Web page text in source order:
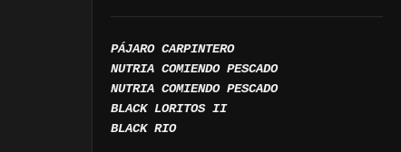
PÁJARO CARPINTERO
NUTRIA COMIENDO PESCADO
NUTRIA COMIENDO PESCADO
BLACK LORITOS II
BLACK RIO